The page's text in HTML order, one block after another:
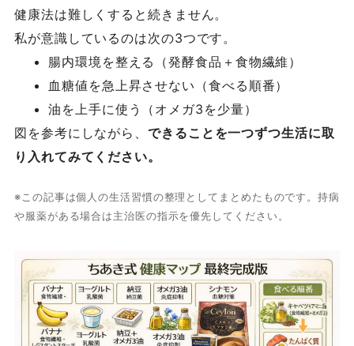
健康法は難しくすると続きません。
私が意識しているのは次の3つです。
腸内環境を整える（発酵食品＋食物繊維）
血糖値を急上昇させない（食べる順番）
油を上手に使う（オメガ3を少量）
図を参考にしながら、 できることを一つずつ生活に取
り入れてみてください。
※この記事は個人の生活習慣の整理としてまとめたものです。持病
や服薬がある場合は主治医の指示を優先してください。